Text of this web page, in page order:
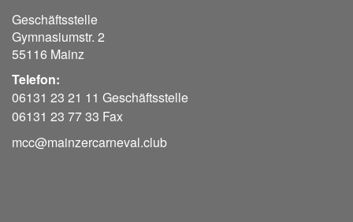
Geschäftsstelle
Gymnasiumstr. 2
55116 Mainz
Telefon:
06131 23 21 11 Geschäftsstelle
06131 23 77 33 Fax
mcc@mainzercarneval.club